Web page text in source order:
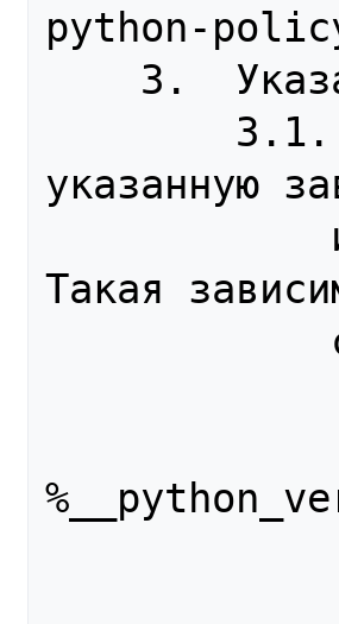
python-
указанную
Такая